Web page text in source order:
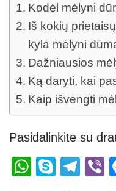
Kodėl mėlyni
Iš kokių
kyla mėlyni
Dažniausios
Ką daryti, kai
Kaip išvengti
Pasidalinkite su
W
S
T